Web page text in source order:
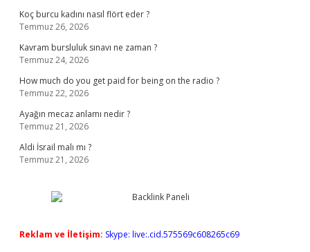
Koç burcu kadını nasıl flört eder ?
Temmuz 26, 2026
Kavram bursluluk sınavı ne zaman ?
Temmuz 24, 2026
How much do you get paid for being on the radio ?
Temmuz 22, 2026
Ayağın mecaz anlamı nedir ?
Temmuz 21, 2026
Aldi İsrail malı mı ?
Temmuz 21, 2026
Reklam ve İletişim: Skype: live:.cid.575569c608265c69